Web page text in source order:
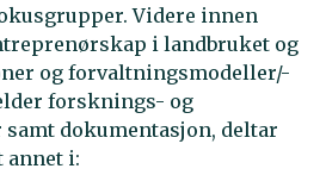
Videre innen
i landbruket og
og forvaltningsmodeller/-
forsknings- og
dokumentasjon, deltar
annet i: